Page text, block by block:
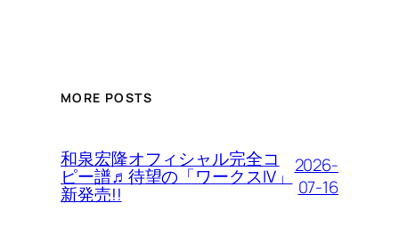
MORE POSTS
和泉宏隆オフィシャル完全コ
ピー譜♬待望の「ワークスIV」
新発売!!
2026-
07-16